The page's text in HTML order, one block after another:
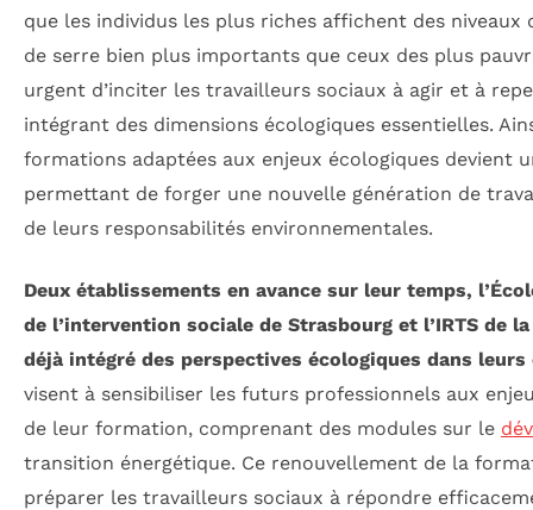
que les individus les plus riches affichent des niveaux
de serre bien plus importants que ceux des plus
urgent d’inciter les travailleurs sociaux à agir et à
intégrant des dimensions écologiques essentielles.
formations adaptées aux enjeux écologiques devient
permettant de forger une nouvelle génération de
de leurs responsabilités environnementales.
Deux établissements en avance sur leur temps,
de l’intervention sociale de Strasbourg et l’IRTS de
déjà intégré des perspectives écologiques dans leurs
visent à sensibiliser les futurs professionnels aux
de leur formation, comprenant des modules sur le
transition énergétique. Ce renouvellement de la
préparer les travailleurs sociaux à répondre